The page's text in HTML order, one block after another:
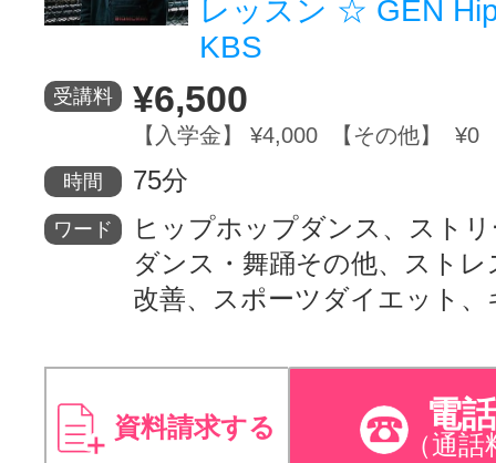
レッスン ☆ GEN
KBS
受講料 ¥6,500
【入学金】 ¥4,000 【その他】 ¥0
時間 75分
ワード
ヒップホップダンス、スト
ダンス・舞踊その他、ストレ
改善、スポーツダイエット
資料請求する 電
（通話